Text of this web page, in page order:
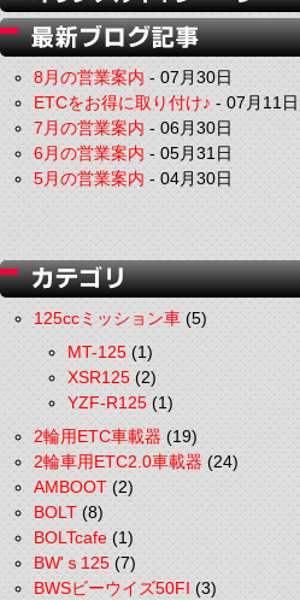
8月の営業案内-07月30日
ETCをお得に取り付け♪-07月11日
7月の営業案内-06月30日
6月の営業案内-05月31日
5月の営業案内-04月30日
125ccミッション車(5)
MT-125(1)
XSR125(2)
YZF-R125(1)
2輪用ETC車載器(19)
2輪車用ETC2.0車載器(24)
AMBOOT(2)
BOLT(8)
BOLTcafe(1)
BW'ｓ125(7)
BWSビーウイズ50FI(3)